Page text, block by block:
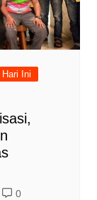
Ini
0